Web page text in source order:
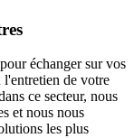
échanger sur vos
de votre
ce secteur, nous
et nous nous
les plus